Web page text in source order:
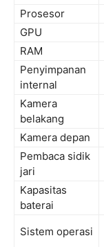
Prosesor
GPU
RAM
Penyimpanan
internal
Kamera
belakang
Kamera depan
Pembaca sidik
jari
Kapasitas
baterai
Sistem operasi